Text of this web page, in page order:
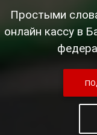
Простыми
онлайн кассу в